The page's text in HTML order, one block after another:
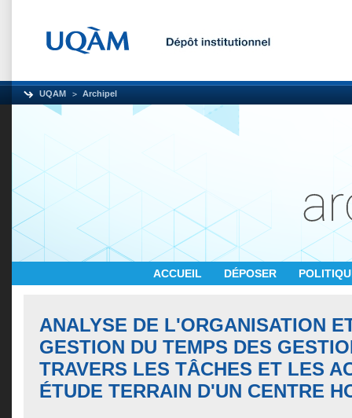
UQAM Archipel
ACCUEIL DÉPOSER
ANALYSE DE L'ORGANISATION
GESTION DU TEMPS DES
TRAVERS LES TÂCHES ET LES
ÉTUDE TERRAIN D'UN CENTRE